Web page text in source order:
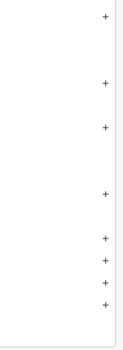
add
add
add
add
add
add
add
add